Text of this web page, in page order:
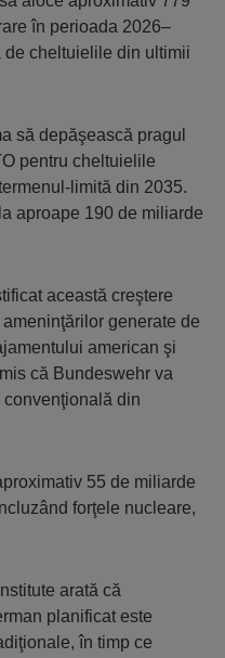
în perioada 2026–
de cheltuielile din ultimii
să depăşească pragul
pentru cheltuielile
limită din 2035.
aproape 190 de miliarde
această creştere
generate de
american şi
că Bundeswehr va
convenţională din
55 de miliarde
forţele nucleare,
arată că
planificat este
în timp ce